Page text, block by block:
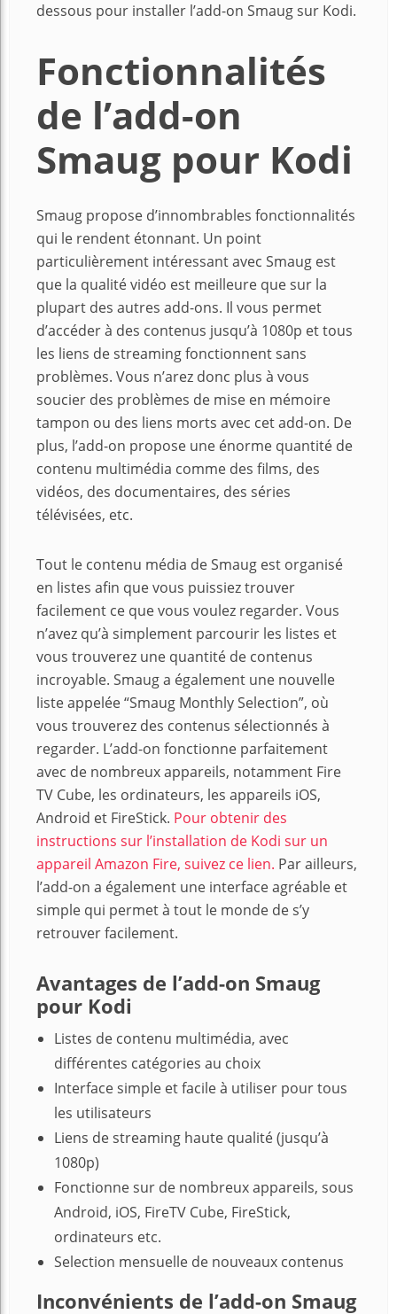
dessous pour installer l’add-on Smaug sur Kodi.
Fonctionnalités
de l’add-on
Smaug pour Kodi
Smaug propose d’innombrables fonctionnalités
qui le rendent étonnant. Un point
particulièrement intéressant avec Smaug est
que la qualité vidéo est meilleure que sur la
plupart des autres add-ons. Il vous permet
d’accéder à des contenus jusqu’à 1080p et tous
les liens de streaming fonctionnent sans
problèmes. Vous n’arez donc plus à vous
soucier des problèmes de mise en mémoire
tampon ou des liens morts avec cet add-on. De
plus, l’add-on propose une énorme quantité de
contenu multimédia comme des films, des
vidéos, des documentaires, des séries
télévisées, etc.
Tout le contenu média de Smaug est organisé
en listes afin que vous puissiez trouver
facilement ce que vous voulez regarder. Vous
n’avez qu’à simplement parcourir les listes et
vous trouverez une quantité de contenus
incroyable. Smaug a également une nouvelle
liste appelée “Smaug Monthly Selection”, où
vous trouverez des contenus sélectionnés à
regarder. L’add-on fonctionne parfaitement
avec de nombreux appareils, notamment Fire
TV Cube, les ordinateurs, les appareils iOS,
Android et FireStick. Pour obtenir des
instructions sur l’installation de Kodi sur un
appareil Amazon Fire, suivez ce lien. Par ailleurs,
l’add-on a également une interface agréable et
simple qui permet à tout le monde de s’y
retrouver facilement.
Avantages de l’add-on Smaug
pour Kodi
Listes de contenu multimédia, avec
différentes catégories au choix
Interface simple et facile à utiliser pour tous
les utilisateurs
Liens de streaming haute qualité (jusqu’à
1080p)
Fonctionne sur de nombreux appareils, sous
Android, iOS, FireTV Cube, FireStick,
ordinateurs etc.
Selection mensuelle de nouveaux contenus
Inconvénients de l’add-on Smaug